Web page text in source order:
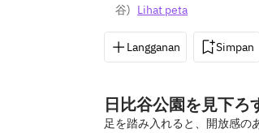
谷) Lihat peta
Langganan Simpan
日比谷公園を見下
足を踏み入れると、開放感の